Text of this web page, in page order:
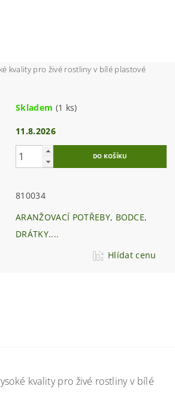
kvality pro živé rostliny v bílé plastové
Skladem (1 ks)
11.8.2026
810034
ARANŽOVACÍ POTŘEBY, BODCE,
DRÁTKY....
Hlídat cenu
kvality pro živé rostliny v bílé